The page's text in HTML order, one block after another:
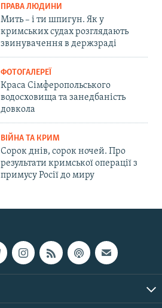
ПРАВА ЛЮДИНИ
Мить – і ти шпигун. Як у
кримських судах розглядають
звинувачення в держзраді
ФОТОГАЛЕРЕЇ
Краса Сімферопольського
водосховища та занедбаність
довкола
ВІЙНА ТА КРИМ
Сорок днів, сорок ночей. Про
результати кримської операції з
примусу Росії до миру